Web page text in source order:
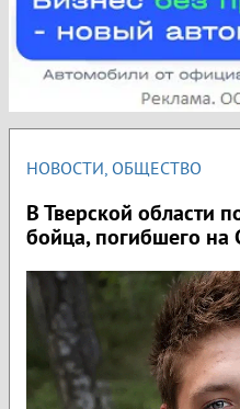
НОВОСТИ, ОБЩЕСТВО
В Тверской области
бойца, погибшего на